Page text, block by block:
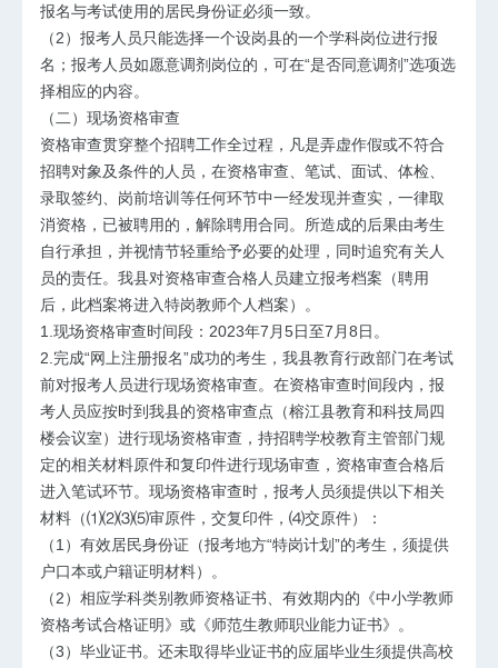
报名与考试使用的居民身份证必须一致。
（2）报考人员只能选择一个设岗县的一个学科岗位进行报
名；报考人员如愿意调剂岗位的，可在“是否同意调剂”选项选
择相应的内容。
（二）现场资格审查
资格审查贯穿整个招聘工作全过程，凡是弄虚作假或不符合
招聘对象及条件的人员，在资格审查、笔试、面试、体检、
录取签约、岗前培训等任何环节中一经发现并查实，一律取
消资格，已被聘用的，解除聘用合同。所造成的后果由考生
自行承担，并视情节轻重给予必要的处理，同时追究有关人
员的责任。我县对资格审查合格人员建立报考档案（聘用
后，此档案将进入特岗教师个人档案）。
1.现场资格审查时间段：2023年7月5日至7月8日。
2.完成“网上注册报名”成功的考生，我县教育行政部门在考试
前对报考人员进行现场资格审查。在资格审查时间段内，报
考人员应按时到我县的资格审查点（榕江县教育和科技局四
楼会议室）进行现场资格审查，持招聘学校教育主管部门规
定的相关材料原件和复印件进行现场审查，资格审查合格后
进入笔试环节。现场资格审查时，报考人员须提供以下相关
材料（⑴⑵⑶⑸审原件，交复印件，⑷交原件）：
（1）有效居民身份证（报考地方“特岗计划”的考生，须提供
户口本或户籍证明材料）。
（2）相应学科类别教师资格证书、有效期内的《中小学教师
资格考试合格证明》或《师范生教师职业能力证书》。
（3）毕业证书。还未取得毕业证书的应届毕业生须提供高校